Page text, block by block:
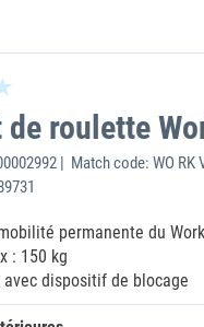
de roulette
| Match code: WO RK
permanente du
: 150 kg
dispositif de blocage